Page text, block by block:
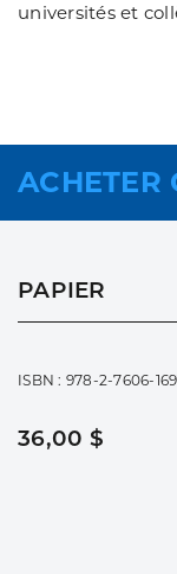
universités et
ACHETER
PAPIER
ISBN : 978-2-7606-
36,00 $